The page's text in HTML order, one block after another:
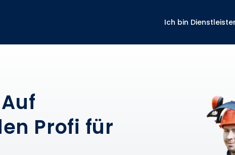
Ich bin Dienstleister
Profi für